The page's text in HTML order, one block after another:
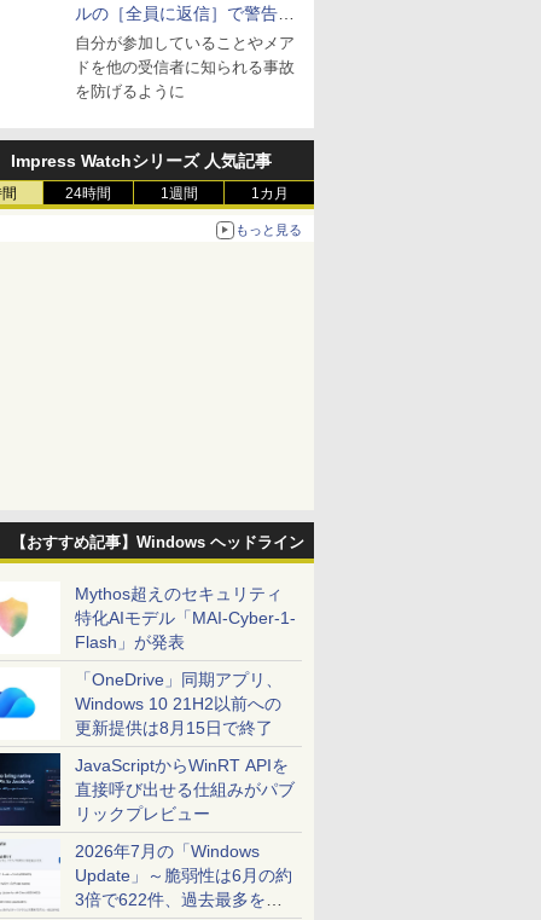
ルの［全員に返信］で警告を
表示
自分が参加していることやメア
ドを他の受信者に知られる事故
を防げるように
Impress Watchシリーズ 人気記事
24時間 1週間 1カ月
もっと見る
【おすすめ記事】Windows ヘッドライン
Mythos超えのセキュリティ
特化AIモデル「MAI-Cyber-1-
Flash」が発表
「OneDrive」同期アプリ、
Windows 10 21H2以前への
更新提供は8月15日で終了
JavaScriptからWinRT APIを
直接呼び出せる仕組みがパブ
リックプレビュー
2026年7月の「Windows
Update」～脆弱性は6月の約
3倍で622件、過去最多を大